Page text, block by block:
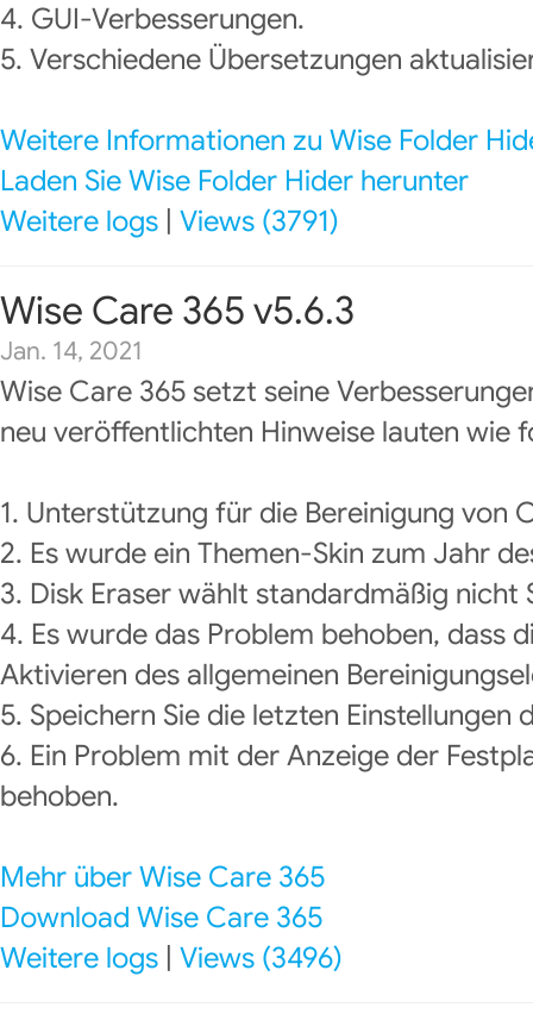
4. GUI-Verbesserungen.
5. Verschiedene Übersetzungen
Weitere Informationen zu Wise Folder
Laden Sie Wise Folder Hider herunter
Weitere logs Views (3791)
Wise Care 365 v5.6.3
Jan. 14, 2021
Wise Care 365 setzt seine
neu veröffentlichten Hinweise lauten wie
1. Unterstützung für die Bereinigung von
2. Es wurde ein Themen-Skin zum Jahr
3. Disk Eraser wählt standardmäßig nicht
4. Es wurde das Problem behoben, dass
Aktivieren des allgemeinen
5. Speichern Sie die letzten Einstellungen
6. Ein Problem mit der Anzeige der
behoben.
Mehr über Wise Care 365
Download Wise Care 365
Weitere logs Views (3496)